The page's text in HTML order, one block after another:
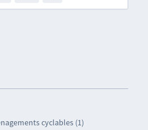
cyclables (1)